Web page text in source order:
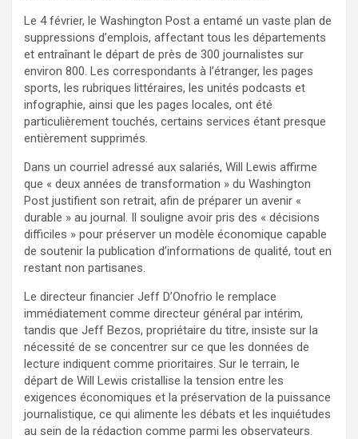
Le 4 février, le Washington Post a entamé un vaste plan de
suppressions d’emplois, affectant tous les départements
et entraînant le départ de près de 300 journalistes sur
environ 800. Les correspondants à l’étranger, les pages
sports, les rubriques littéraires, les unités podcasts et
infographie, ainsi que les pages locales, ont été
particulièrement touchés, certains services étant presque
entièrement supprimés.
Dans un courriel adressé aux salariés, Will Lewis affirme
que « deux années de transformation » du Washington
Post justifient son retrait, afin de préparer un avenir «
durable » au journal. Il souligne avoir pris des « décisions
difficiles » pour préserver un modèle économique capable
de soutenir la publication d’informations de qualité, tout en
restant non partisanes.
Le directeur financier Jeff D’Onofrio le remplace
immédiatement comme directeur général par intérim,
tandis que Jeff Bezos, propriétaire du titre, insiste sur la
nécessité de se concentrer sur ce que les données de
lecture indiquent comme prioritaires. Sur le terrain, le
départ de Will Lewis cristallise la tension entre les
exigences économiques et la préservation de la puissance
journalistique, ce qui alimente les débats et les inquiétudes
au sein de la rédaction comme parmi les observateurs.